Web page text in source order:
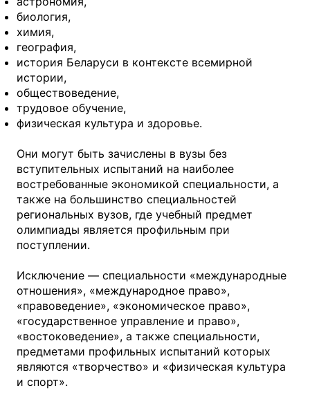
биология,
химия,
география,
история Беларуси в контексте всемирной
истории,
обществоведение,
трудовое обучение,
физическая культура и здоровье.
Они могут быть зачислены в вузы без
вступительных испытаний на наиболее
востребованные экономикой специальности, а
также на большинство специальностей
региональных вузов, где учебный предмет
олимпиады является профильным при
поступлении.
Исключение — специальности «международные
отношения», «международное право»,
«правоведение», «экономическое право»,
«государственное управление и право»,
«востоковедение», а также специальности,
предметами профильных испытаний которых
являются «творчество» и «физическая культура
и спорт».